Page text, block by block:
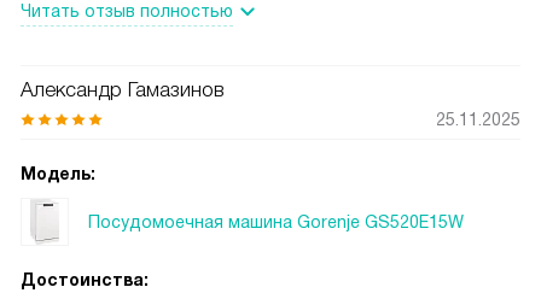
Особенно ценю наличие программы «Эко»: она экономит
идеально чистой и блестящей. Также радует
«Интенсивная» программа — отлично справляется с
замачивания. Удобство добавляет функция «1 час»: когда
нужно быстро освежить посуду перед ужином или
визитом друзей — это просто находка. Электронное
работает чётко и интуитивно понятно, а звуковой сигнал в
Читать отзыв полностью
Александр Гамазинов
25.11.2025
Модель:
Посудомоечная машина Gorenje GS520E15W
Достоинства: